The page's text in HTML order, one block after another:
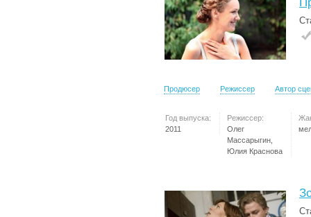
Продюсер Режиссер Автор
Год выпуска:
2011
Режиссер:
Олег
Массарыгин,
Юлия Краснова